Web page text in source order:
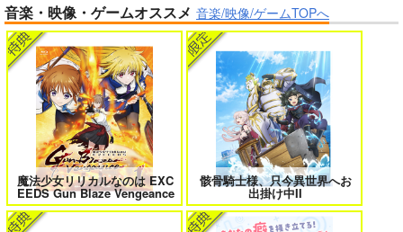
作って食べよう陸軍
飯-野外炊事・携行食
編-
シオサイ。
1,100円（税込）
ミリタリー
サンプル
カート
英雄戦記～ 10
ボクの理想の異世界生活 転生したら
ケモ耳娘だらけの世界でハーレムに
3
異世界から来た君と共に過ごす日常
2
音楽・映像・ゲームオススメ 音楽/映像/ゲームTOPへ
魔法少女リリカルなのは EXC
EEDS Gun Blaze Vengeance
骸骨騎士様、只今異世界へお
出掛け中II